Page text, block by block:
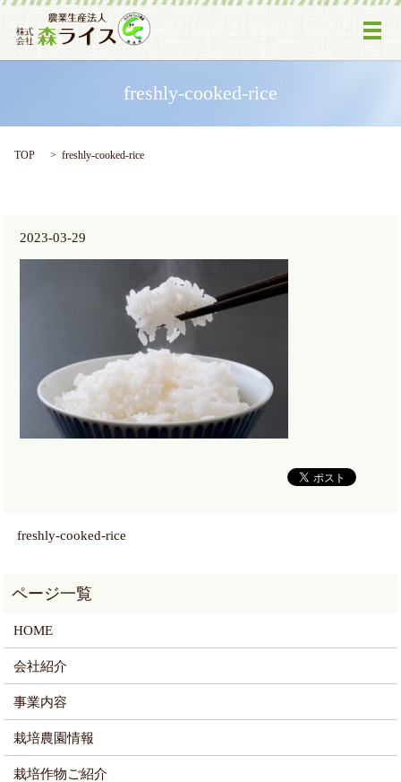
メ
freshly-cooked-rice
TOP freshly-cooked-rice
2023-03-29
freshly-cooked-rice
HOME
会社紹介
事業内容
栽培農園情報
栽培作物ご紹介